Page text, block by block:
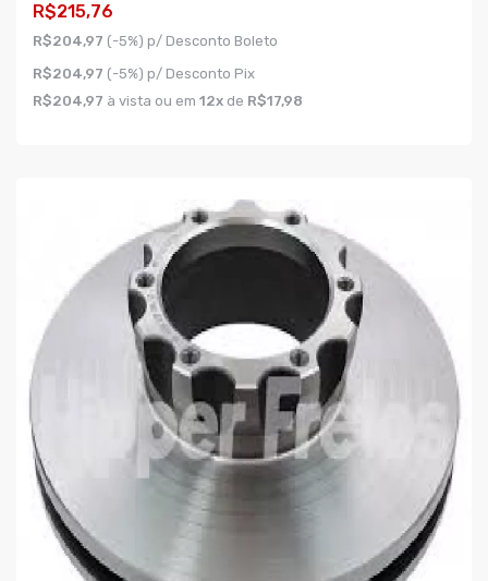
R$215,76
R$204,97 (-5%) p/ Desconto Boleto
R$204,97 (-5%) p/ Desconto Pix
R$204,97 à vista ou em 12x de R$17,98